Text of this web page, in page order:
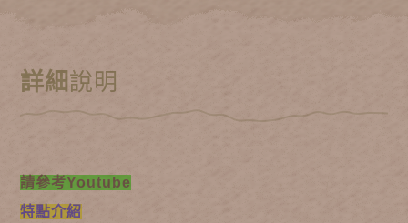
詳細說明
請參考Youtube
特點介紹